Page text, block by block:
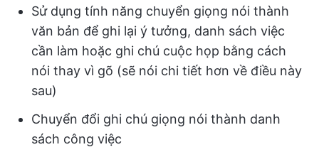
Sử dụng tính năng chuyển giọng nói thành
văn bản để ghi lại ý tưởng, danh sách việc
cần làm hoặc ghi chú cuộc họp bằng cách
nói thay vì gõ (sẽ nói chi tiết hơn về điều này
sau)
Chuyển đổi ghi chú giọng nói thành danh
sách công việc